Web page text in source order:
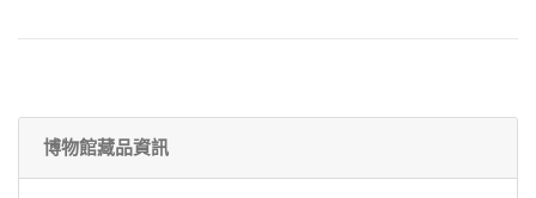
博物館藏品資訊